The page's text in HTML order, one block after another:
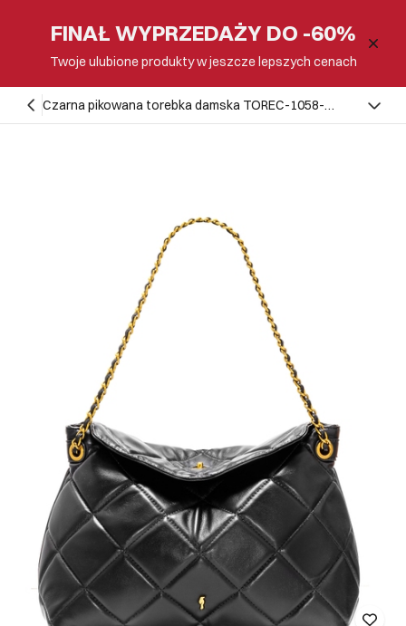
FINAŁ WYPRZEDAŻY DO -60%
Twoje ulubione produkty w jeszcze lepszych cenach
Czarna pikowana torebka damska TOREC-1058-
99(Z25)